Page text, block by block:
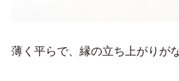
薄く平らで、縁の立ち上がりが